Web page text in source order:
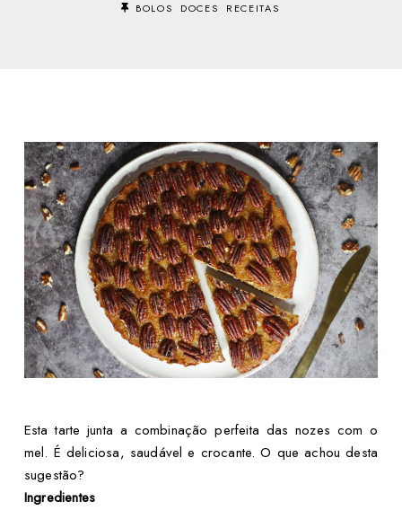
BOLOS DOCES RECEITAS
Esta tarte junta a combinação perfeita das nozes com o
mel. É deliciosa, saudável e crocante. O que achou desta
sugestão?
Ingredientes